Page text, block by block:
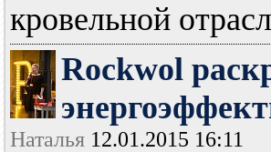
кровельной
Rockwol
Наталья12.01.2015 16:11